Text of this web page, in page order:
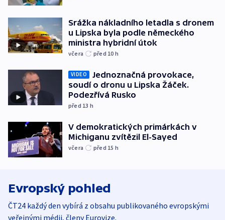
Srážka nákladního letadla s dronem
u Lipska byla podle německého
ministra hybridní útok
včera před 10 h
VIDEO
Jednoznačná provokace,
soudí o dronu u Lipska Žáček.
Podezřívá Rusko
před 13 h
V demokratických primárkách v
Michiganu zvítězil El-Sayed
včera před 15 h
Evropský pohled
ČT24 každý den vybírá z obsahu publikovaného evropskými
veřejnými médii, členy Eurovize.